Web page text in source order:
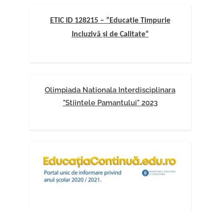
ETIC ID 128215 – ”Educație Timpurie
Incluzivă și de Calitate”
Olimpiada Nationala Interdisciplinara
"Stiintele Pamantului" 2023